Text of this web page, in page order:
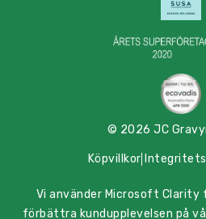
© 2026 JC
Köpvillkor
Vi använder Microsoft Clarity
förbättra kundupplevelsen på